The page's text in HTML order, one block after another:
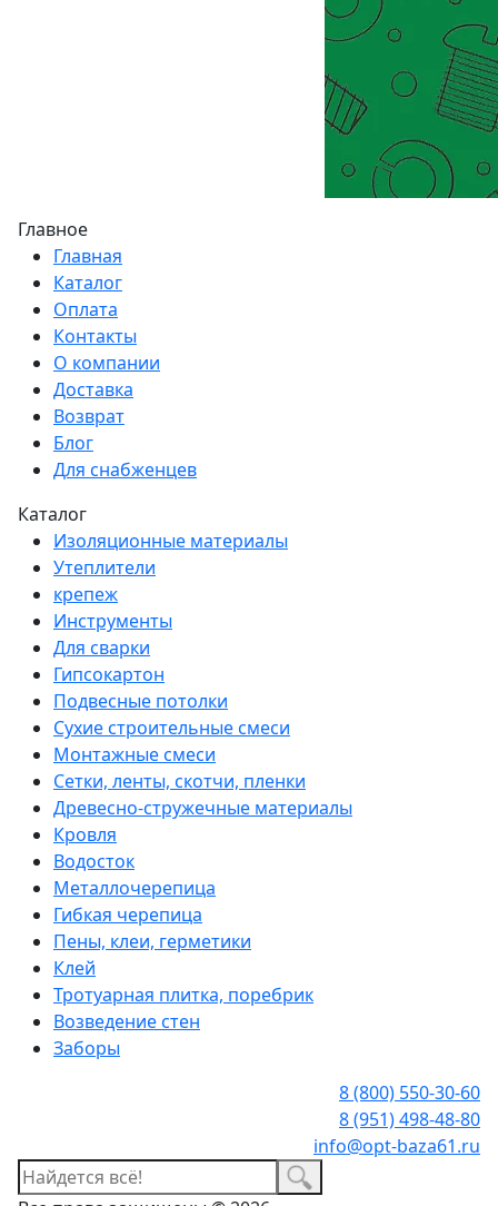
Главное
Главная
Каталог
Оплата
Контакты
О компании
Доставка
Возврат
Блог
Для снабженцев
Каталог
Изоляционные материалы
Утеплители
крепеж
Инструменты
Для сварки
Гипсокартон
Подвесные потолки
Сухие строительные смеси
Монтажные смеси
Сетки, ленты, скотчи, пленки
Древесно-стружечные материалы
Кровля
Водосток
Металлочерепица
Гибкая черепица
Пены, клеи, герметики
Клей
Тротуарная плитка, поребрик
Возведение стен
Заборы
8 (800) 550-30-60
8 (951) 498-48-80
info@opt-baza61.ru